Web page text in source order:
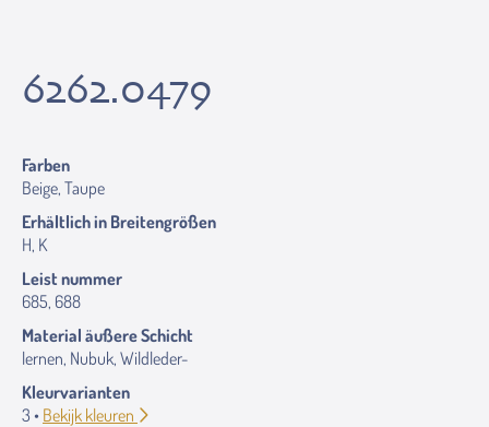
6262.0479
Farben
Beige, Taupe
Erhältlich in Breitengrößen
H, K
Leist nummer
685, 688
Material äußere Schicht
lernen, Nubuk, Wildleder-
Kleurvarianten
3 • Bekijk kleuren